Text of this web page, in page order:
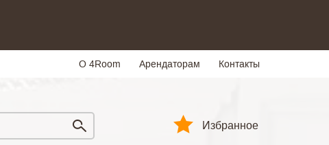
О 4Room Арендаторам Контакты
Избранное